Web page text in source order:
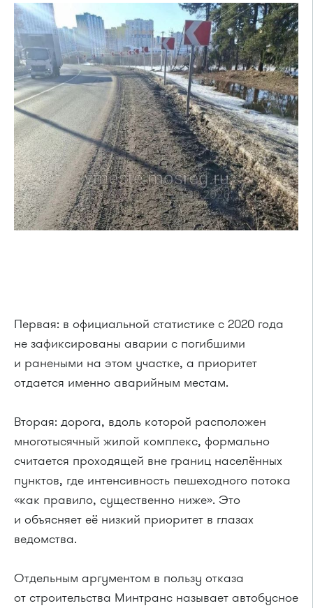
Первая: в официальной статистике с 2020 года
не зафиксированы аварии с погибшими
и ранеными на этом участке, а приоритет
отдается именно аварийным местам.
Вторая: дорога, вдоль которой расположен
многотысячный жилой комплекс, формально
считается проходящей вне границ населённых
пунктов, где интенсивность пешеходного потока
«как правило, существенно ниже». Это
и объясняет её низкий приоритет в глазах
ведомства.
Отдельным аргументом в пользу отказа
от строительства Минтранс называет автобусное